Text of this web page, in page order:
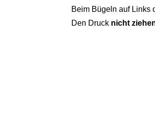
Beim Bügeln auf Links
Den Druck nicht